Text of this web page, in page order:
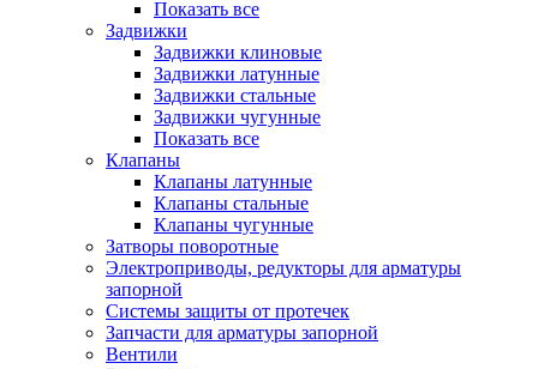
Показать все
Задвижки
Задвижки клиновые
Задвижки латунные
Задвижки стальные
Задвижки чугунные
Показать все
Клапаны
Клапаны латунные
Клапаны стальные
Клапаны чугунные
Затворы поворотные
Электроприводы, редукторы для арматуры
запорной
Системы защиты от протечек
Запчасти для арматуры запорной
Вентили